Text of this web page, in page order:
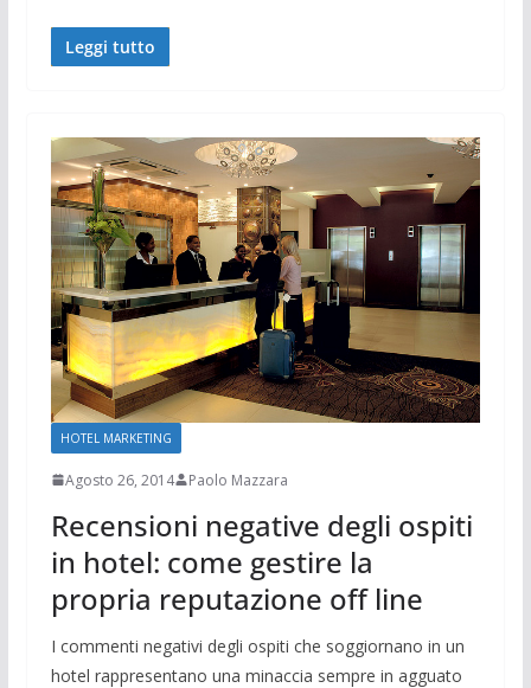
Leggi tutto
HOTEL MARKETING
Agosto 26, 2014 Paolo Mazzara
Recensioni negative degli ospiti
in hotel: come gestire la
propria reputazione off line
I commenti negativi degli ospiti che soggiornano in un
hotel rappresentano una minaccia sempre in agguato